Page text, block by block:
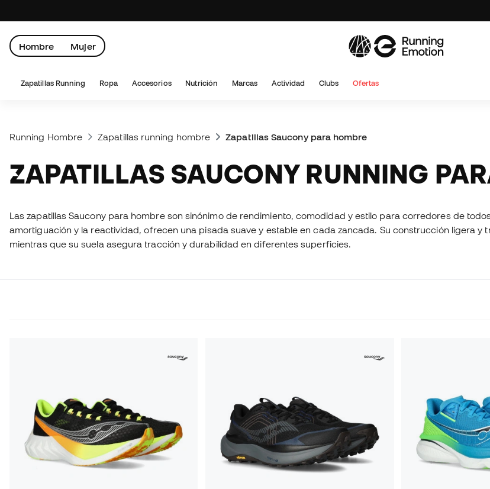
Hombre Mujer
Zapatillas Running Ropa Accesorios Nutrición Marcas Actividad Clubs Ofertas
Running Hombre Zapatillas running hombre Zapatillas Saucony para hombre
ZAPATILLAS SAUCONY RUNNING
Las zapatillas Saucony para hombre son sinónimo de rendimiento, comodidad y estilo para corredores de
amortiguación y la reactividad, ofrecen una pisada suave y estable en cada zancada. Su construcción ligera
mientras que su suela asegura tracción y durabilidad en diferentes superficies.